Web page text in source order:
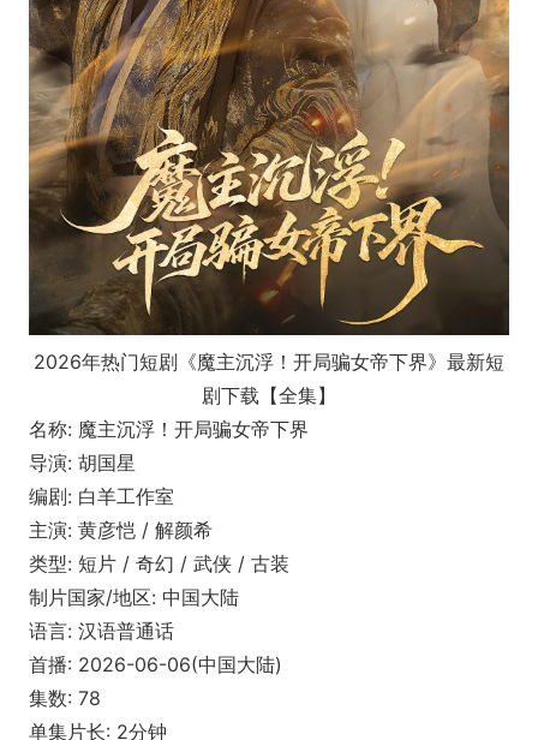
2026年热门短剧《魔主沉浮！开局骗女帝下界》最新短
剧下载【全集】
名称: 魔主沉浮！开局骗女帝下界
导演: 胡国星
编剧: 白羊工作室
主演: 黄彦恺 / 解颜希
类型: 短片 / 奇幻 / 武侠 / 古装
制片国家/地区: 中国大陆
语言: 汉语普通话
首播: 2026-06-06(中国大陆)
集数: 78
单集片长: 2分钟